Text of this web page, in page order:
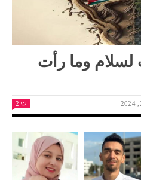
وما رأت
2